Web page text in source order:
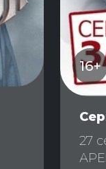
16+
27